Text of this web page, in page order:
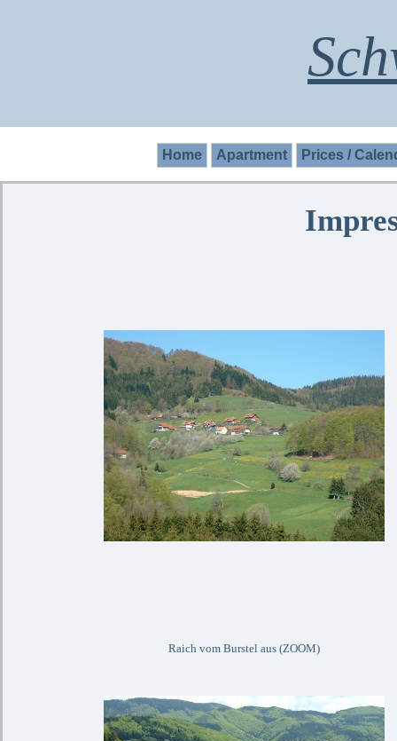
Raich vom Burstel aus (ZOOM)
Home Apartment Prices /